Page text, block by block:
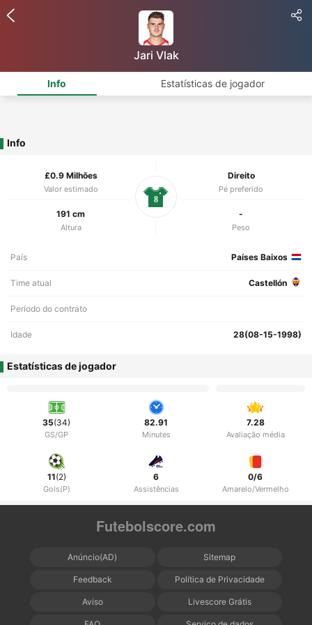
Jari Vlak
Info Estatísticas de jogador
Info
£0.9 Milhões
Valor estimado
Direito
Pé preferido
191 cm
Altura
-
Peso
8
País Países Baixos
Time atual Castellón
Período do contrato
Idade 28(08-15-1998)
Estatísticas de jogador
35(34)
GS/GP
82.91
Minutes
7.28
Avaliação média
11(2)
Gols(P)
6
Assistências
0/6
Amarelo/Vermelho
Futebolscore.com
Anúncio(AD) Sitemap
Feedback Política de Privacidade
Aviso Livescore Grátis